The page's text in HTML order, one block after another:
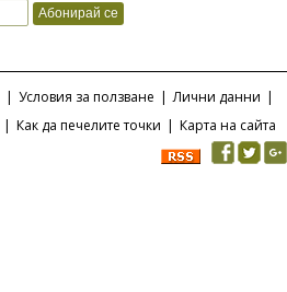
| Условия за ползване | Лични данни |
| Как да печелите точки | Карта на сайта